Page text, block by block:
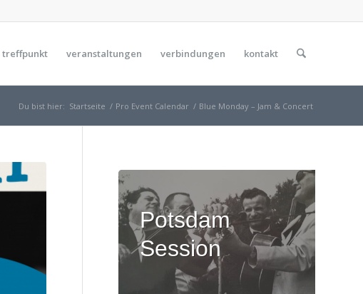
treffpunkt veranstaltungen verbindungen kontakt
Du bist hier: Startseite / Pro Event Calendar / Blue Monday – Jam & Concert
Potsdam
Session